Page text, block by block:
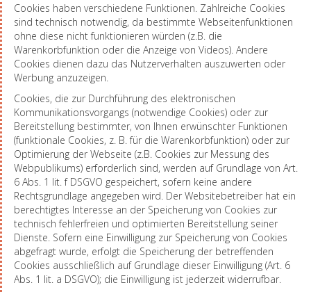
Cookies haben verschiedene Funktionen. Zahlreiche Cookies
sind technisch notwendig, da bestimmte Webseitenfunktionen
ohne diese nicht funktionieren würden (z.B. die
Warenkorbfunktion oder die Anzeige von Videos). Andere
Cookies dienen dazu das Nutzerverhalten auszuwerten oder
Werbung anzuzeigen.
Cookies, die zur Durchführung des elektronischen
Kommunikationsvorgangs (notwendige Cookies) oder zur
Bereitstellung bestimmter, von Ihnen erwünschter Funktionen
(funktionale Cookies, z. B. für die Warenkorbfunktion) oder zur
Optimierung der Webseite (z.B. Cookies zur Messung des
Webpublikums) erforderlich sind, werden auf Grundlage von Art.
6 Abs. 1 lit. f DSGVO gespeichert, sofern keine andere
Rechtsgrundlage angegeben wird. Der Websitebetreiber hat ein
berechtigtes Interesse an der Speicherung von Cookies zur
technisch fehlerfreien und optimierten Bereitstellung seiner
Dienste. Sofern eine Einwilligung zur Speicherung von Cookies
abgefragt wurde, erfolgt die Speicherung der betreffenden
Cookies ausschließlich auf Grundlage dieser Einwilligung (Art. 6
Abs. 1 lit. a DSGVO); die Einwilligung ist jederzeit widerrufbar.